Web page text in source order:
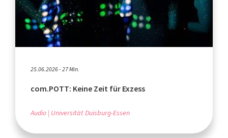
25.06.2026 - 27 Min.
com.POTT: Keine Zeit für Exzess
Audio Universität Duisburg-Essen